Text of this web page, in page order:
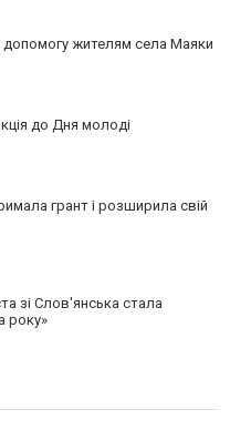
допомогу жителям села Маяки
до Дня молоді
грант і розширила свій
зі Слов'янська стала
року»